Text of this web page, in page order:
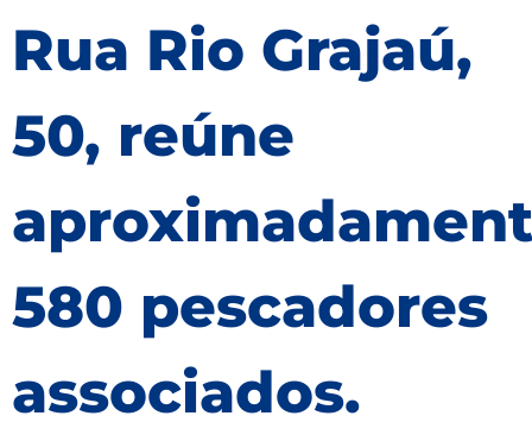
Rua Rio Grajaú,
50, reúne
580 pescadores
associados.